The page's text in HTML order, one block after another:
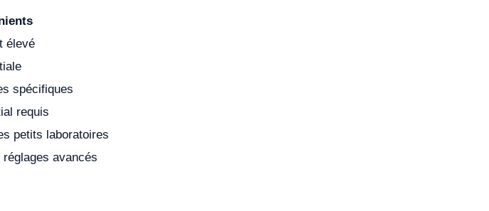
élevé
spécifiques
requis
petits laboratoires
avancés